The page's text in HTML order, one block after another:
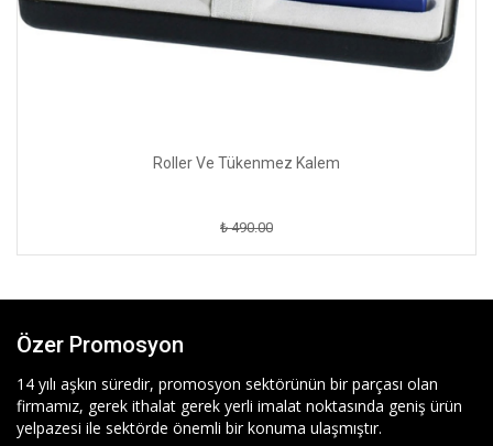
Roller Ve Tükenmez Kalem
₺ 490.00
Özer Promosyon
14 yılı aşkın süredir, promosyon sektörünün bir parçası olan
firmamız, gerek ithalat gerek yerli imalat noktasında geniş ürün
yelpazesi ile sektörde önemli bir konuma ulaşmıştır.